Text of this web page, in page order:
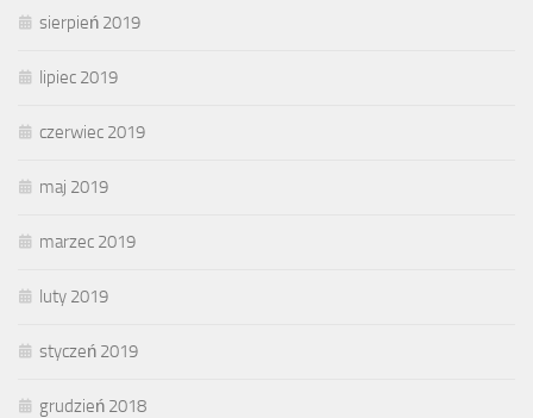
sierpień 2019
lipiec 2019
czerwiec 2019
maj 2019
marzec 2019
luty 2019
styczeń 2019
grudzień 2018